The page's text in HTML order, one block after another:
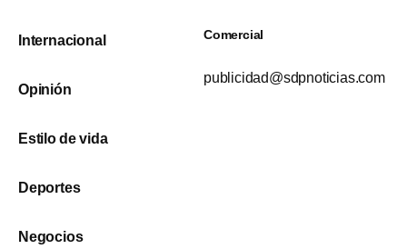
Internacional
Opinión
Estilo de vida
Deportes
Negocios
Comercial
publicidad@sdpnoticias.com